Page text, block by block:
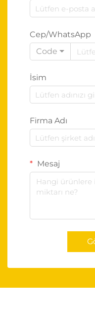
Cep/WhatsApp
Code
İsim
Firma Adı
Mesaj